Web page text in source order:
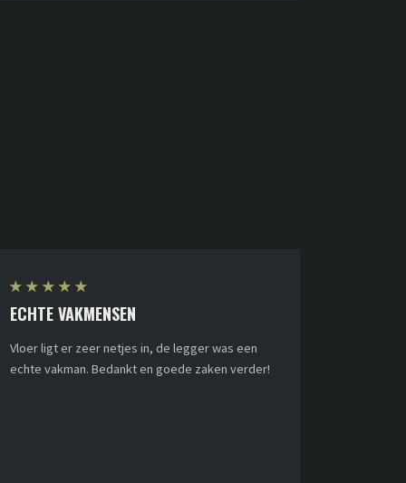
★ ★ ★ ★ ★
ECHTE VAKMENSEN
Vloer ligt er zeer netjes in, de legger was een
echte vakman. Bedankt en goede zaken verder!